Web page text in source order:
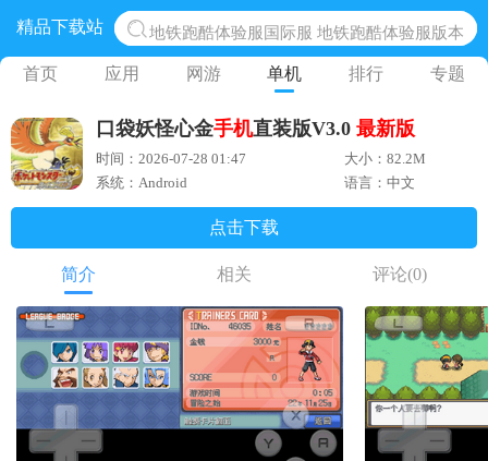
精品下载站
地铁跑酷体验服国际服 地铁跑酷体验服版本
网易光遇手游正版 点亮星空共庆周年
黎明觉醒生机腾讯正版 黎明觉醒生机国际服
蛋仔派对下载 蛋仔派对体验服
奥特曼王者传奇 正版奥特曼游戏
首页 应用 网游 单机 排行 专题
口袋妖怪心金手机直装版V3.0 最新版
时间：2026-07-28 01:47
大小：82.2M
系统：Android
语言：中文
点击下载
简介 相关 评论(0)